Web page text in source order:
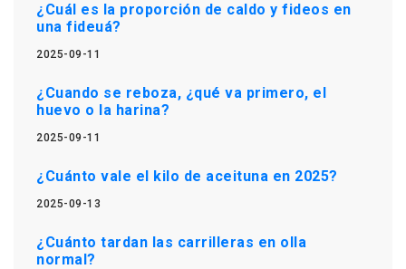
¿Cuál es la proporción de caldo y fideos en
una fideuá?
2025-09-11
¿Cuando se reboza, ¿qué va primero, el
huevo o la harina?
2025-09-11
¿Cuánto vale el kilo de aceituna en 2025?
2025-09-13
¿Cuánto tardan las carrilleras en olla
normal?